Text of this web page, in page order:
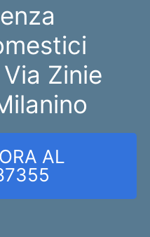
Zinie
AL